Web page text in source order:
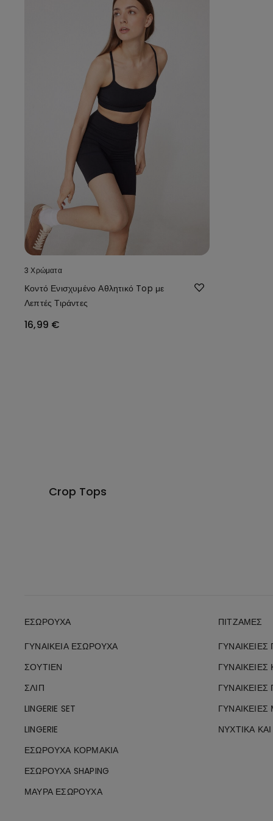
3 Χρώματα
Κοντό Ενισχυμένο Αθλητικό Top με
Λεπτές Τιράντες
16,99 €
Crop Tops
ΕΣΏΡΟΥΧΑ
ΓΥΝΑΙΚΕΊΑ ΕΣΏΡΟΥΧΑ
ΣΟΥΤΙΈΝ
ΣΛΙΠ
LINGERIE SET
LINGERIE
ΕΣΏΡΟΥΧΑ ΚΟΡΜΆΚΙΑ
ΕΣΏΡΟΥΧΑ SHAPING
ΜΑΎΡΑ ΕΣΏΡΟΥΧΑ
ΠΙΤΖΆΜΕΣ
ΝΥΧΤΙΚΆ